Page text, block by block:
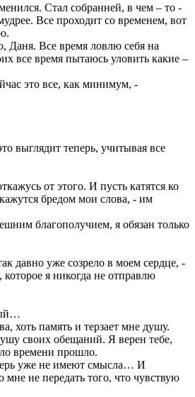
Стал собранней, в чем – то -
Все проходит со временем, вот
Даня. Все время ловлю себя на
все время пытаюсь уловить какие –
это все, как минимум, -
выглядит теперь, учитывая все
от этого. И пусть катятся ко
бредом мои слова, - им
благополучием, я обязан только
давно уже созрело в моем сердце, -
я никогда не отправлю
хоть память и терзает мне душу.
своих обещаний. Я верен тебе,
времени прошло.
уже не имеют смысла… И
не передать того, что чувствую